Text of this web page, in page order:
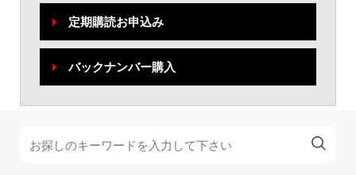
定期購読お申込み
バックナンバー購入